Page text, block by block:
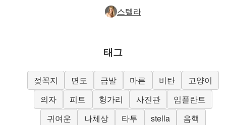
스텔라
태그
젖꼭지 면도 금발 마른 비탄
고양이
의자
피트 헝가리 사진관
임플란트
귀여운
나체상 타투 stella
음핵